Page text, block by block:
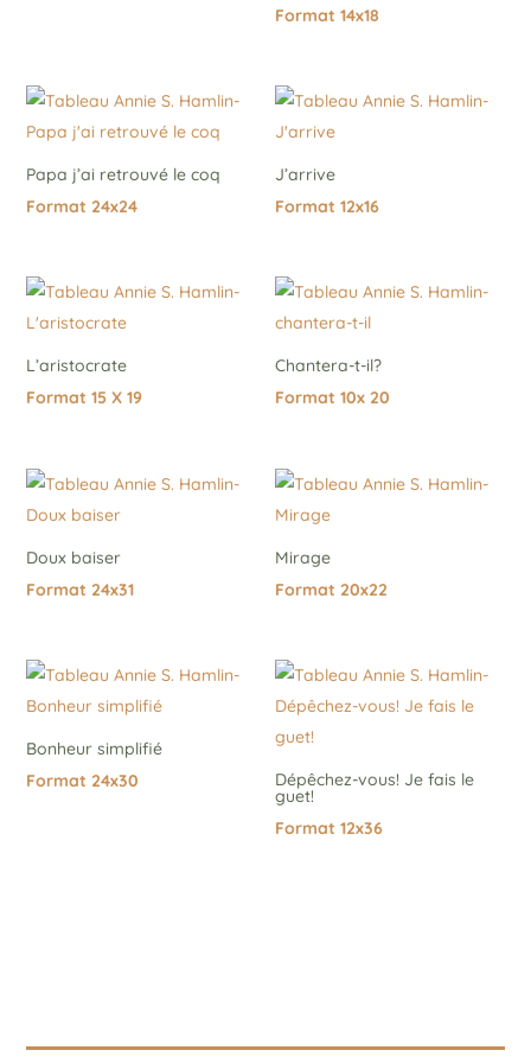
Format 14x18
Papa j’ai retrouvé le coq
Format 24x24
J’arrive
Format 12x16
L’aristocrate
Format 15 X 19
Chantera-t-il?
Format 10x 20
Doux baiser
Format 24x31
Mirage
Format 20x22
Bonheur simplifié
Format 24x30
Dépêchez-vous! Je fais le
guet!
Format 12x36